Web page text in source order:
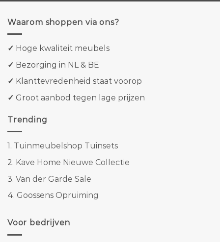
Waarom shoppen via ons?
✓ Hoge kwaliteit meubels
✓ Bezorging in NL & BE
✓ Klanttevredenheid staat voorop
✓ Groot aanbod tegen lage prijzen
Trending
1. Tuinmeubelshop Tuinsets
2. Kave Home Nieuwe Collectie
3. Van der Garde Sale
4. Goossens Opruiming
Voor bedrijven